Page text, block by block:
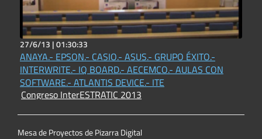
27/6/13 |01:30:33
ANAYA.- EPSON.- CASIO.- ASUS.- GRUPO ÉXITO.-
INTERWRITE.- IQ BOARD.- AECEMCO.- AULAS CON
SOFTWARE.- ATLANTIS DEVICE.- ITE
Congreso InterESTRATIC 2013
Mesa de Proyectos de Pizarra Digital